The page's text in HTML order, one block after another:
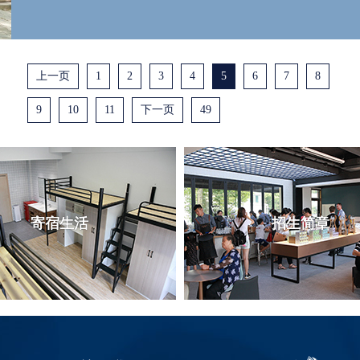
上一页 1 2 3 4 5 6 7 8
9 10 11 下一页 49
寄宿生活 招生简章